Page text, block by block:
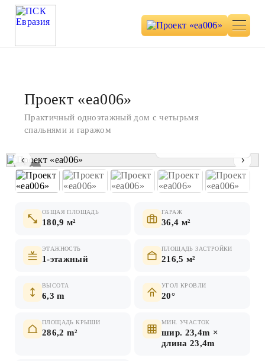
1 / 9
‹ ›
ОБЩАЯ ПЛОЩАДЬ
180,9 м²
ГАРАЖ
36,4 м²
ЭТАЖНОСТЬ
1-этажный
ПЛОЩАДЬ ЗАСТРОЙКИ
216,5 м²
ВЫСОТА
6,3 m
УГОЛ КРОВЛИ
20°
ПЛОЩАДЬ КРЫШИ
286,2 m²
МИН. УЧАСТОК
шир. 23,4m ×
длина 23,4m
Проект «ea006»
Практичный одноэтажный дом с четырьмя
спальнями и гаражом